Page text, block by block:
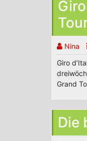
Nina
Giro
Grand
Die